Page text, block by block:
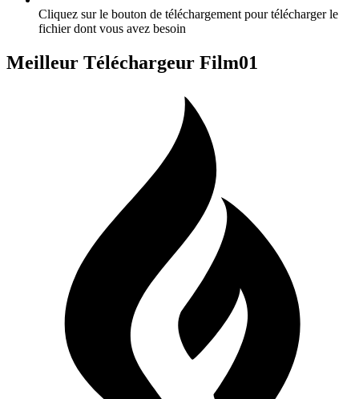
Cliquez sur le bouton de téléchargement pour télécharger le
fichier dont vous avez besoin
Meilleur Téléchargeur Film01